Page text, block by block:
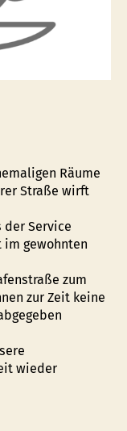
Räume
Straße wirft
Service
im gewohnten
zum
zur Zeit keine
wieder